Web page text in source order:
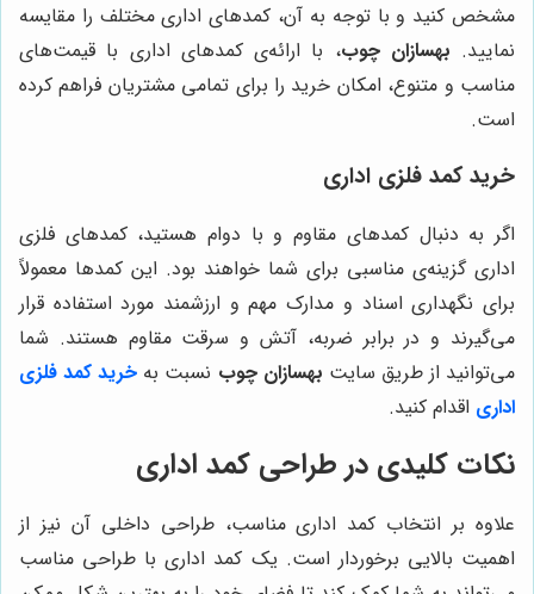
مشخص کنید و با توجه به آن، کمدهای اداری مختلف را مقایسه
نمایید. بهسازان چوب، با ارائه‌ی کمدهای اداری با قیمت‌های
مناسب و متنوع، امکان خرید را برای تمامی مشتریان فراهم کرده
است.
خرید کمد فلزی اداری
اگر به دنبال کمدهای مقاوم و با دوام هستید، کمدهای فلزی
اداری گزینه‌ی مناسبی برای شما خواهند بود. این کمدها معمولاً
برای نگهداری اسناد و مدارک مهم و ارزشمند مورد استفاده قرار
می‌گیرند و در برابر ضربه، آتش و سرقت مقاوم هستند. شما
می‌توانید از طریق سایت بهسازان چوب نسبت به خرید کمد فلزی
اداری اقدام کنید.
نکات کلیدی در طراحی کمد اداری
علاوه بر انتخاب کمد اداری مناسب، طراحی داخلی آن نیز از
اهمیت بالایی برخوردار است. یک کمد اداری با طراحی مناسب